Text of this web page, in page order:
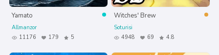
Yamato
Allmanzor
11176
179 5
Witches' Brew
Soturisi
4948
69 4.8